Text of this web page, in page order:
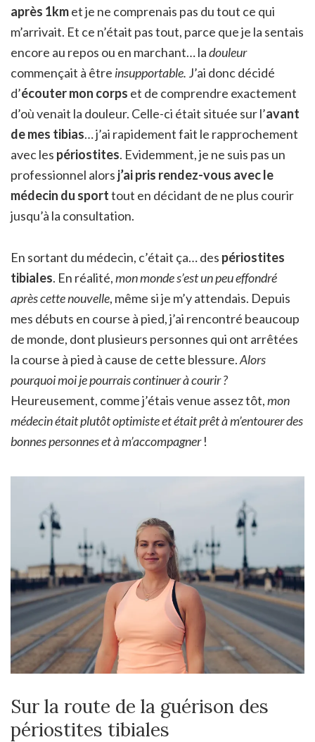
après 1kmet je ne comprenais pas du tout ce qui
m’arrivait. Et ce n’était pas tout, parce que je la sentais
encore au repos ou en marchant… ladouleur
commençait à être insupportable. J’ai donc décidé
d’écouter mon corps et de comprendre exactement
d’où venait la douleur. Celle-ci était située sur l’avant
de mes tibias… j’ai rapidement fait le rapprochement
avec les périostites. Evidemment, je ne suis pas un
professionnel alors j’ai pris rendez-vous avec le
médecin du sporttout en décidant de ne plus courir
jusqu’à la consultation.
En sortant du médecin, c’était ça… des périostites
tibiales. En réalité,mon monde s’est un peu effondré
après cette nouvelle, même si je m’y attendais. Depuis
mes débuts en course à pied, j’ai rencontré beaucoup
de monde, dont plusieurs personnes qui ont arrêtées
la course à pied à cause de cette blessure.Alors
pourquoi moi je pourrais continuer à courir ?
Heureusement, comme j’étais venue assez tôt,mon
médecin était plutôt optimiste et était prêt à m’entourer des
bonnes personnes et à m’accompagner!
Sur la route de la guérison des
périostites tibiales